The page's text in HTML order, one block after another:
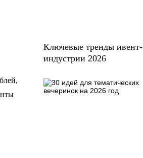
Ключевые тренды ивент-
индустрии 2026